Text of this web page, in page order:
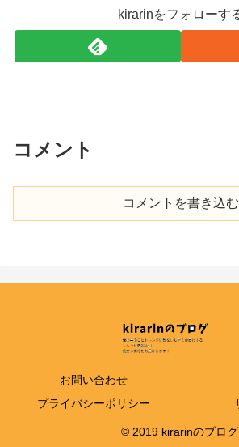
kirarinをフォローす
コメント
コメントを書き込む
お問い合わせ
プライバシーポリシー
© 2019 kirarinのブログ.